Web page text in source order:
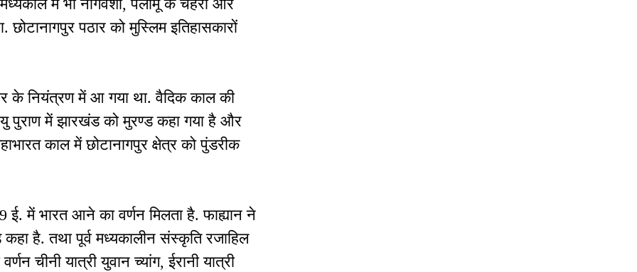
मध्यकाल में भी नागवंशी, पलामू के चेहरों और
पठार को मुस्लिम इतिहासकारों
के नियंत्रण में आ गया था. वैदिक काल की
पुराण में झारखंड को मुरण्ड कहा गया है और
काल में छोटानागपुर क्षेत्र को पुंडरीक
ई. में भारत आने का वर्णन मिलता है. फाह्यान ने
है. तथा पूर्व मध्यकालीन संस्कृति रजाहिल
चीनी यात्री युवान च्यांग, ईरानी यात्री